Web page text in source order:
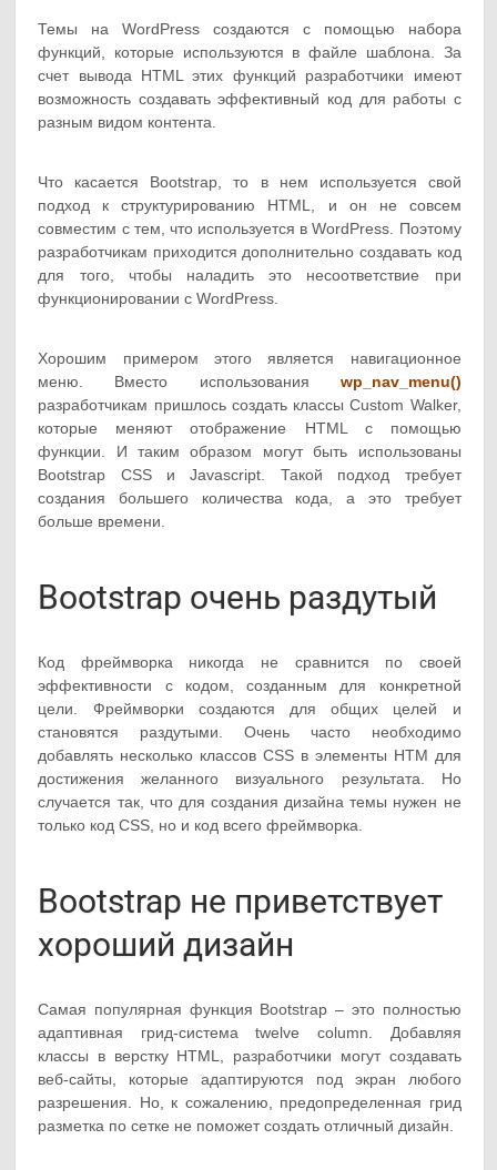
Темы на WordPress создаются с помощью набора
функций, которые используются в файле шаблона. За
счет вывода HTML этих функций разработчики имеют
возможность создавать эффективный код для работы с
разным видом контента.
Что касается Bootstrap, то в нем используется свой
подход к структурированию HTML, и он не совсем
совместим с тем, что используется в WordPress. Поэтому
разработчикам приходится дополнительно создавать код
для того, чтобы наладить это несоответствие при
функционировании с WordPress.
Хорошим примером этого является навигационное
меню. Вместо использования wp_nav_menu()
разработчикам пришлось создать классы Custom Walker,
которые меняют отображение HTML с помощью
функции. И таким образом могут быть использованы
Bootstrap CSS и Javascript. Такой подход требует
создания большего количества кода, а это требует
больше времени.
Bootstrap очень раздутый
Код фреймворка никогда не сравнится по своей
эффективности с кодом, созданным для конкретной
цели. Фреймворки создаются для общих целей и
становятся раздутыми. Очень часто необходимо
добавлять несколько классов CSS в элементы HTM для
достижения желанного визуального результата. Но
случается так, что для создания дизайна темы нужен не
только код CSS, но и код всего фреймворка.
Bootstrap не приветствует
хороший дизайн
Самая популярная функция Bootstrap – это полностью
адаптивная грид-система twelve column. Добавляя
классы в верстку HTML, разработчики могут создавать
веб-сайты, которые адаптируются под экран любого
разрешения. Но, к сожалению, предопределенная грид
разметка по сетке не поможет создать отличный дизайн.